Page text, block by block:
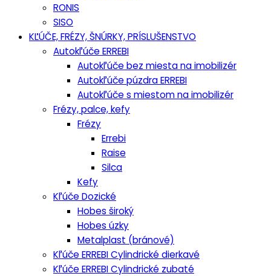
RONIS
SISO
KĽÚČE, FRÉZY, ŠNÚRKY, PRÍSLUŠENSTVO
Autokľúče ERREBI
Autokľúče bez miesta na imobilizér
Autokľúče púzdra ERREBI
Autokľúče s miestom na imobilizér
Frézy, palce, kefy
Frézy
Errebi
Raise
Silca
Kefy
Kľúče Dozické
Hobes široký
Hobes úzky
Metalplast (bránové)
Kľúče ERREBI Cylindrické dierkavé
Kľúče ERREBI Cylindrické zubaté